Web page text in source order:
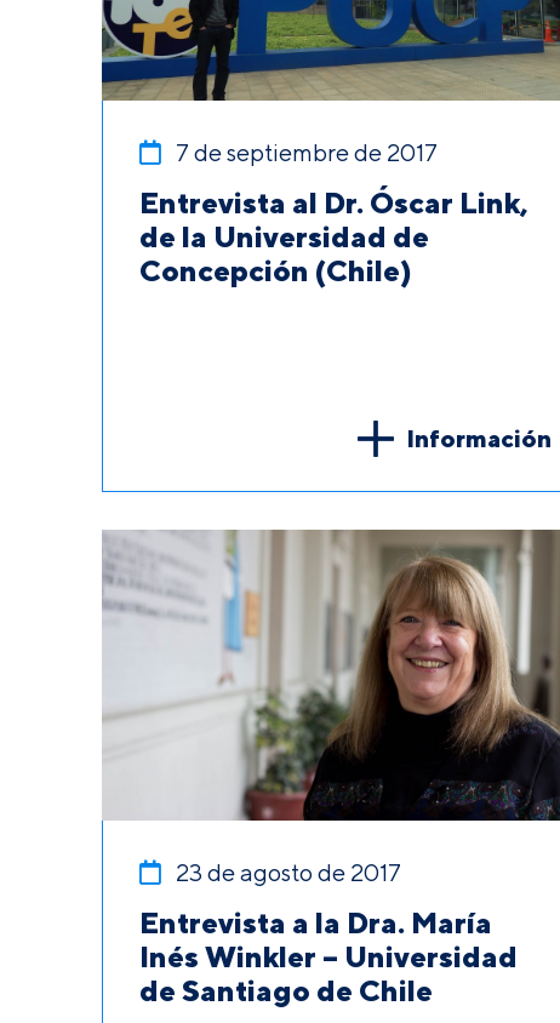
7 de septiembre de 2017
Entrevista al Dr. Óscar Link,
de la Universidad de
Concepción (Chile)
Información
23 de agosto de 2017
Entrevista a la Dra. María
Inés Winkler – Universidad
de Santiago de Chile